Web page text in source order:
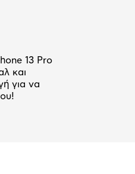
13 Pro
και
για να